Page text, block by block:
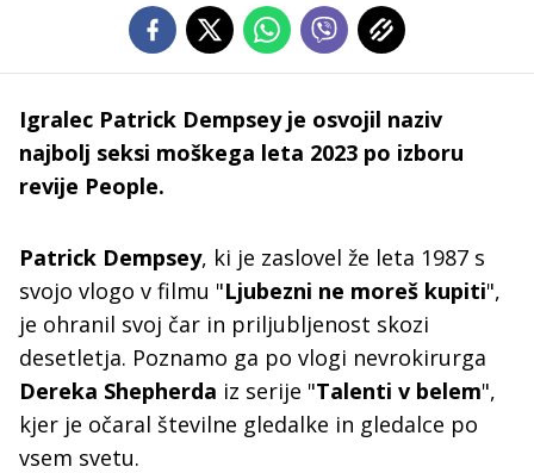
Igralec Patrick Dempsey je osvojil naziv
najbolj seksi moškega leta 2023 po izboru
revije People.
Patrick Dempsey, ki je zaslovel že leta 1987 s
svojo vlogo v filmu "Ljubezni ne moreš kupiti",
je ohranil svoj čar in priljubljenost skozi
desetletja. Poznamo ga po vlogi nevrokirurga
Dereka Shepherda iz serije "Talenti v belem",
kjer je očaral številne gledalke in gledalce po
vsem svetu.